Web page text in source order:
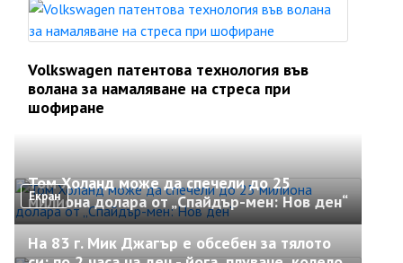
Volkswagen патентова технология във
волана за намаляване на стреса при
шофиране
Екран
Том Холанд може да спечели до 25
милиона долара от „Спайдър-мен: Нов ден“
На 83 г. Мик Джагър е обсебен за тялото